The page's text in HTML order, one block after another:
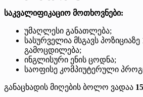
საკვალიფიკაციო მოთხოვნები:
უმაღლესი განათლება;
სასურველია მსგავს
გამოცდილება;
ინგლისური ენის ცოდნა;
საოფისე კომპიუტერული
განაცხადის მიღების ბოლო ვადაა